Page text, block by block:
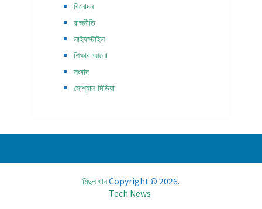
বিনোদন
রাজনীতি
লাইফস্টাইল
শিক্ষার আলো
সংবাদ
সোশ্যাল মিডিয়া
মিদুল খানCopyright © 2026.
Tech News